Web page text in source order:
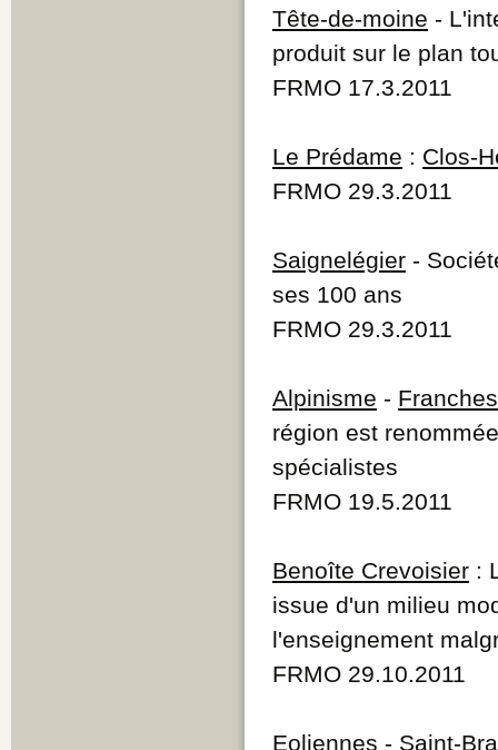
Tête-de-moine -
produit sur le plan
FRMO 17.3.2011
Le Prédame : Clos-
FRMO 29.3.2011
Saignelégier -
ses 100 ans
FRMO 29.3.2011
Alpinisme -
région est
spécialistes
FRMO 19.5.2011
Benoîte Crevoisier :
issue d'un milieu
l'enseignement
FRMO 29.10.2011
Eoliennes - Saint-